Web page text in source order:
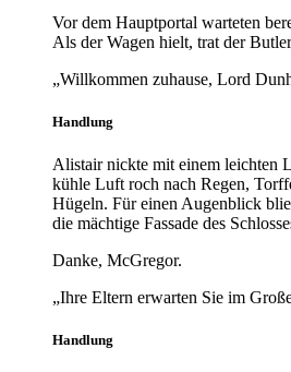
Vor dem Hauptportal warteten
Als der Wagen hielt, trat der
„Willkommen zuhause, Lord
Handlung
Alistair nickte mit einem leichten
kühle Luft roch nach Regen,
Hügeln. Für einen Augenblick
die mächtige Fassade des
Danke, McGregor.
„Ihre Eltern erwarten Sie im
Handlung